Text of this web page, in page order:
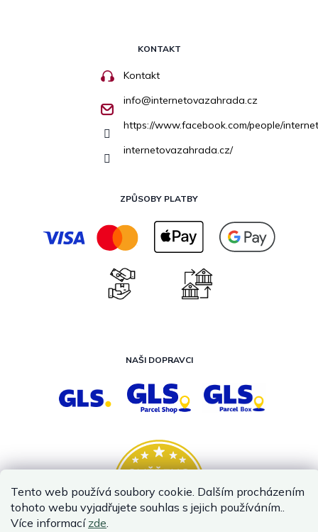
Tento web používá soubory cookie. Dalším procházením
tohoto webu vyjadřujete souhlas s jejich používáním..
Více informací zde.
KONTAKT
Kontakt
info@internetovazahrada.cz
https://www.facebook.com/people/
internetovazahrada.cz/
ZPŮSOBY PLATBY
NAŠI DOPRAVCI